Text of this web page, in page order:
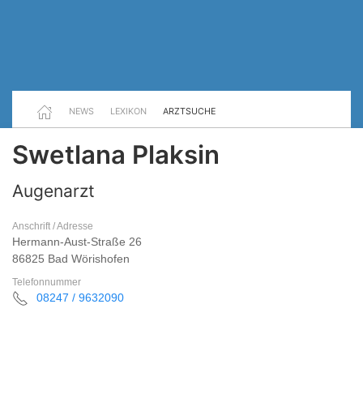
NEWS LEXIKON ARZTSUCHE
Swetlana Plaksin
Augenarzt
Anschrift / Adresse
Hermann-Aust-Straße 26
86825 Bad Wörishofen
Telefonnummer
08247 / 9632090